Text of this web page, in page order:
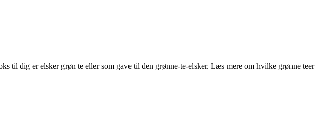
til dig er elsker grøn te eller som gave til den grønne-te-elsker. Læs mere om hvilke grønne teer